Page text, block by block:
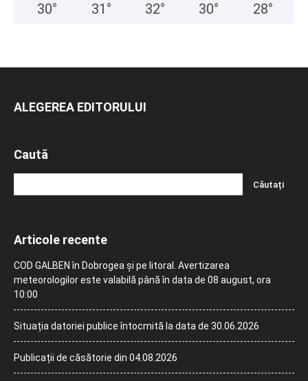
30° 31 ° 32° 30° 28°
ALEGEREA EDITORULUI
Caută
Articole recente
COD GALBEN în Dobrogea și pe litoral. Avertizarea
meteorologilor este valabilă până în data de 08 august, ora
10:00
Situația datoriei publice întocmită la data de 30.06.2026
Publicații de căsătorie din 04.08.2026